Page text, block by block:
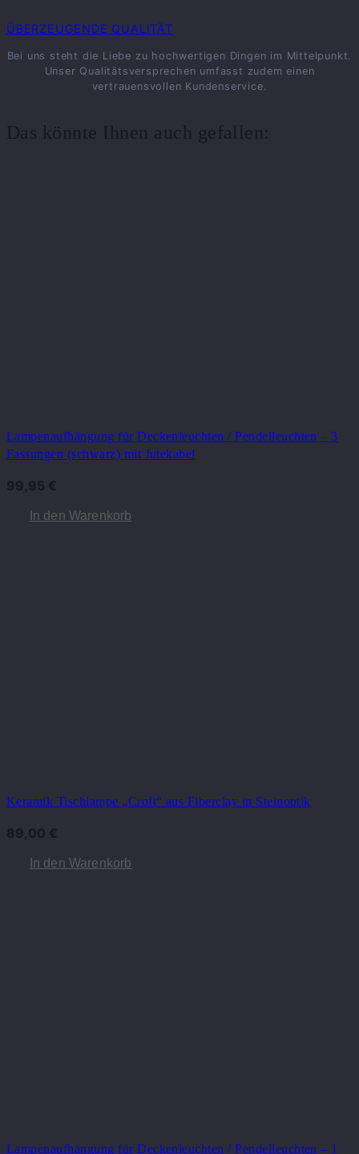
ÜBERZEUGENDE QUALITÄT
Bei uns steht die Liebe zu hochwertigen Dingen im Mittelpunkt.
Unser Qualitätsversprechen umfasst zudem einen
vertrauensvollen Kundenservice.
Das könnte Ihnen auch gefallen:
Lampenaufhängung für Deckenleuchten / Pendelleuchten – 3
Fassungen (schwarz) mit Jutekabel
99,95 €
In den Warenkorb
Keramik Tischlampe „Croft“ aus Fiberclay in Steinoptik
89,00 €
In den Warenkorb
Lampenaufhängung für Deckenleuchten / Pendelleuchten – 1